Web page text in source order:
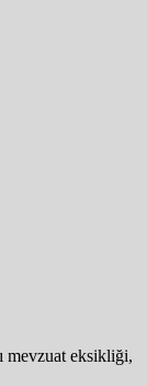
mevzuat eksikliği,